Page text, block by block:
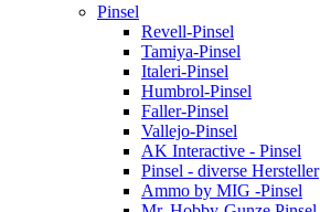
Pinsel
Revell-Pinsel
Tamiya-Pinsel
Italeri-Pinsel
Humbrol-Pinsel
Faller-Pinsel
Vallejo-Pinsel
AK Interactive - Pinsel
Pinsel - diverse Hersteller
Ammo by MIG -Pinsel